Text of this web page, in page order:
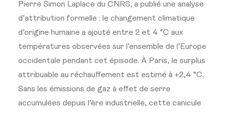
Pierre Simon Laplace du CNRS, a publié une analyse
d’attribution formelle : le changement climatique
d’origine humaine a ajouté entre 2 et 4 °C aux
températures observées sur l’ensemble de l’Europe
occidentale pendant cet épisode. À Paris, le surplus
attribuable au réchauffement est estimé à +2,4 °C.
Sans les émissions de gaz à effet de serre
accumulées depuis l’ère industrielle, cette canicule